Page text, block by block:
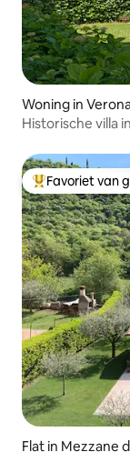
Woning in
Historische villa
Topfavoriet
Favoriet van
Flat in Mezzane